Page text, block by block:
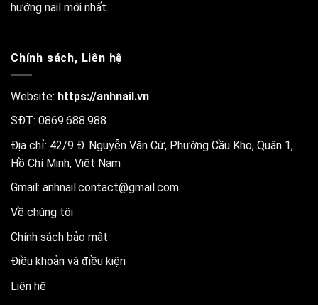
hướng nail mới nhất.
Chính sách, Liên hệ
Website: https://anhnail.vn
SĐT: 0869.688.988
Địa chỉ: 42/9 Đ. Nguyễn Văn Cừ, Phường Cầu Kho, Quận 1,
Hồ Chí Minh, Việt Nam
Gmail: anhnail.contact@gmail.com
Về chúng tôi
Chính sách bảo mật
Điều khoản và điều kiện
Liên hệ